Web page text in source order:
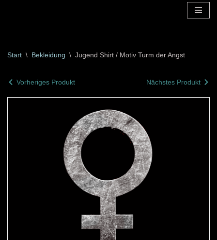
Start \ Bekleidung \ Jugend Shirt / Motiv Turm der Angst
Vorheriges Produkt Nächstes Produkt